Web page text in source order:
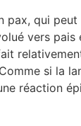
pax, qui peut
vers pais
si la
réac­tion